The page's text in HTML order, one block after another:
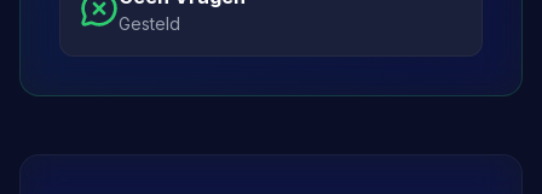
Gesteld